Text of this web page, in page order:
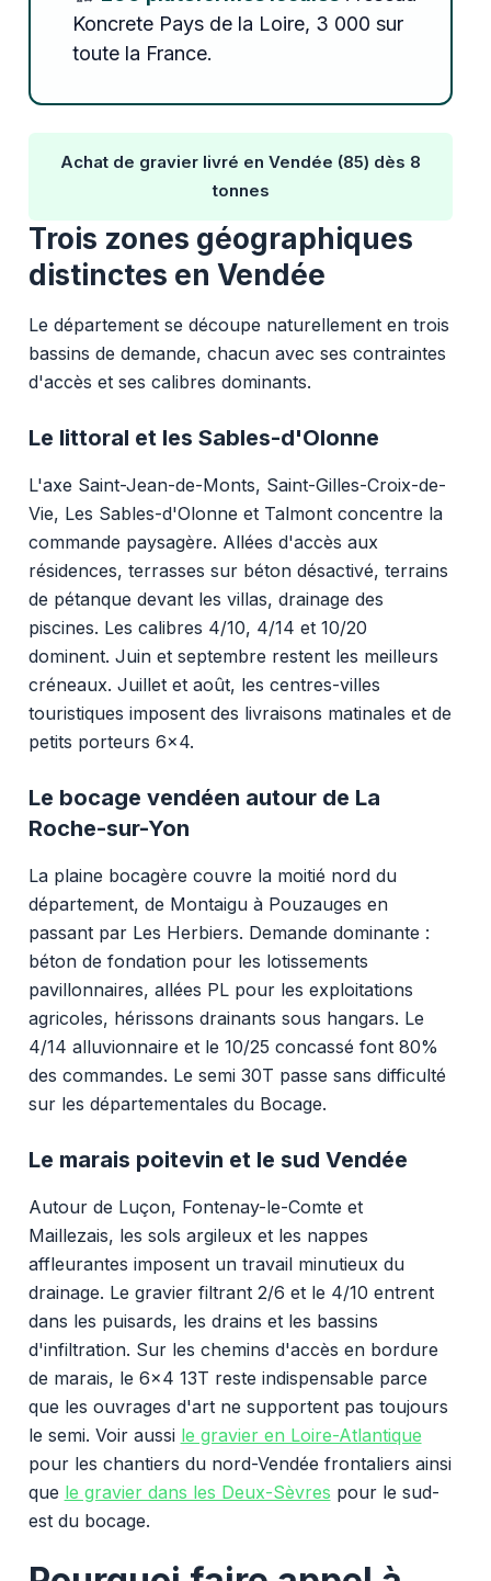
Koncrete Pays de la Loire, 3 000 sur
toute la France.
Achat de gravier livré en Vendée (85) dès 8
tonnes
Trois zones géographiques
distinctes en Vendée
Le département se découpe naturellement en trois
bassins de demande, chacun avec ses contraintes
d'accès et ses calibres dominants.
Le littoral et les Sables-d'Olonne
L'axe Saint-Jean-de-Monts, Saint-Gilles-Croix-de-
Vie, Les Sables-d'Olonne et Talmont concentre la
commande paysagère. Allées d'accès aux
résidences, terrasses sur béton désactivé, terrains
de pétanque devant les villas, drainage des
piscines. Les calibres 4/10, 4/14 et 10/20
dominent. Juin et septembre restent les meilleurs
créneaux. Juillet et août, les centres-villes
touristiques imposent des livraisons matinales et de
petits porteurs 6x4.
Le bocage vendéen autour de La
Roche-sur-Yon
La plaine bocagère couvre la moitié nord du
département, de Montaigu à Pouzauges en
passant par Les Herbiers. Demande dominante :
béton de fondation pour les lotissements
pavillonnaires, allées PL pour les exploitations
agricoles, hérissons drainants sous hangars. Le
4/14 alluvionnaire et le 10/25 concassé font 80%
des commandes. Le semi 30T passe sans difficulté
sur les départementales du Bocage.
Le marais poitevin et le sud Vendée
Autour de Luçon, Fontenay-le-Comte et
Maillezais, les sols argileux et les nappes
affleurantes imposent un travail minutieux du
drainage. Le gravier filtrant 2/6 et le 4/10 entrent
dans les puisards, les drains et les bassins
d'infiltration. Sur les chemins d'accès en bordure
de marais, le 6x4 13T reste indispensable parce
que les ouvrages d'art ne supportent pas toujours
le semi. Voir aussi le gravier en Loire-Atlantique
pour les chantiers du nord-Vendée frontaliers ainsi
que le gravier dans les Deux-Sèvres pour le sud-
est du bocage.